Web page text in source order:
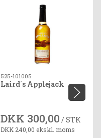
525-101005
Laird´s Applejack
DKK 300,00 / STK
DKK 240,00 ekskl. moms